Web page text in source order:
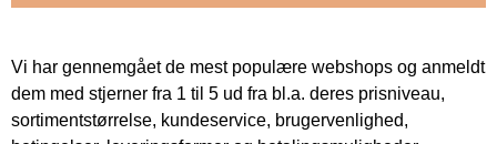
Vi har gennemgået de mest populære webshops og anmeldt
dem med stjerner fra 1 til 5 ud fra bl.a. deres prisniveau,
sortimentstørrelse, kundeservice, brugervenlighed,